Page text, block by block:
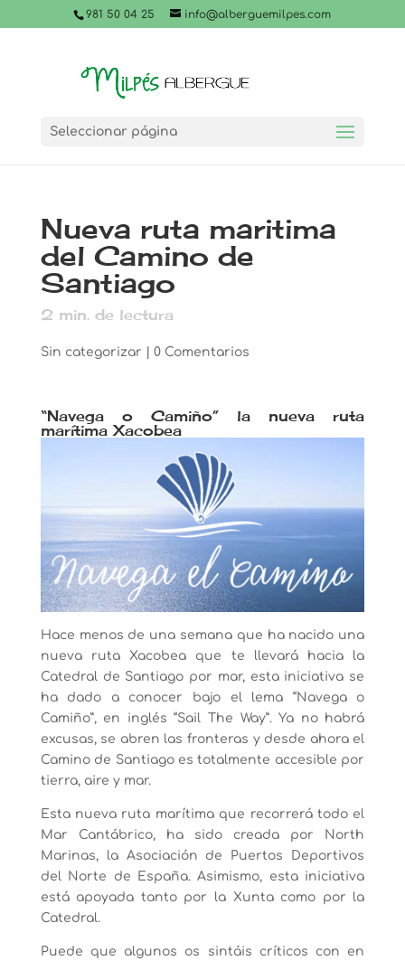
981 50 04 25 info@alberguemilpes.com
Seleccionar página
Nueva ruta maritima
del Camino de
Santiago
2 min. de lectura
Sin categorizar 0 Comentarios
“Navega o Camiño” la nueva ruta
marítima Xacobea
Hace menos de una semana que ha nacido una
nueva ruta Xacobea que te llevará hacia la
Catedral de Santiago por mar, esta iniciativa se
ha dado a conocer bajo el lema “Navega o
Camiño”, en inglés “Sail The Way”. Ya no habrá
excusas, se abren las fronteras y desde ahora el
Camino de Santiago es totalmente accesible por
tierra, aire y mar.
Esta nueva ruta marítima que recorrerá todo el
Mar Cantábrico, ha sido creada por North
Marinas, la Asociación de Puertos Deportivos
del Norte de España. Asimismo, esta iniciativa
está apoyada tanto por la Xunta como por la
Catedral.
Puede que algunos os sintáis críticos con en